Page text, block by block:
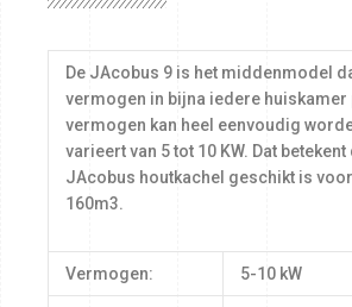
De JAcobus 9 is het middenmodel
vermogen in bijna iedere huiskamer
vermogen kan heel eenvoudig
varieert van 5 tot 10 KW. Dat
JAcobus houtkachel geschikt is
160m3.
Vermogen: 5-10 kW